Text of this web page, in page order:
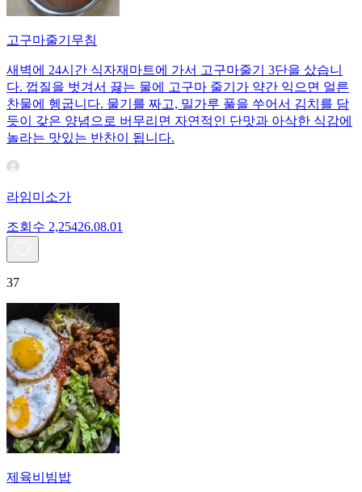
고구마줄기무침
새벽에 24시간 식자재마트에 가서 고구마줄기 3단을 샀습니
다. 껍질을 벗겨서 끓는 물에 고구마 줄기가 약간 익으면 얼른
찬물에 헹굽니다. 물기를 짜고, 밀가루 풀을 쑤어서 김치를 담
듯이 갖은 양념으로 버무리면 자연적인 단맛과 아삭한 식감에
놀라는 맛있는 반찬이 됩니다.
라임미소가
조회수 2,25426.08.01
37
제육비빔밥